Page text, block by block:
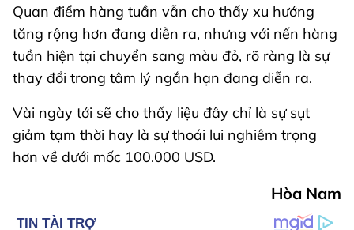
Quan điểm hàng tuần vẫn cho thấy xu hướng
tăng rộng hơn đang diễn ra, nhưng với nến hàng
tuần hiện tại chuyển sang màu đỏ, rõ ràng là sự
thay đổi trong tâm lý ngắn hạn đang diễn ra.
Vài ngày tới sẽ cho thấy liệu đây chỉ là sự sụt
giảm tạm thời hay là sự thoái lui nghiêm trọng
hơn về dưới mốc 100.000 USD.
Hòa Nam